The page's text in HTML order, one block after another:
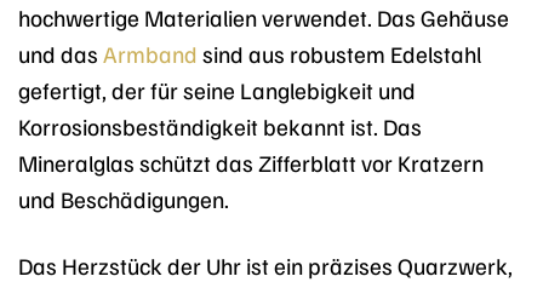
hochwertige Materialien verwendet. Das Gehäuse
und das Armband sind aus robustem Edelstahl
gefertigt, der für seine Langlebigkeit und
Korrosionsbeständigkeit bekannt ist. Das
Mineralglas schützt das Zifferblatt vor Kratzern
und Beschädigungen.
Das Herzstück der Uhr ist ein präzises Quarzwerk,